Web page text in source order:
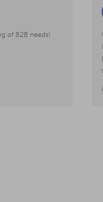
of B2B needs!